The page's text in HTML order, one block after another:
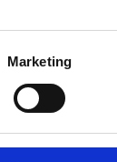
Marketing
sekä
2014